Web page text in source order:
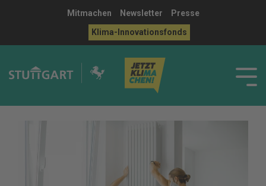
Mitmachen Newsletter
Presse
Klima-Innovationsfonds